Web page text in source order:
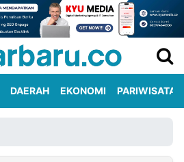
DAERAH EKONOMI PARIWISATA